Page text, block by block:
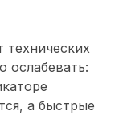
технических
ослабевать:
а быстрые